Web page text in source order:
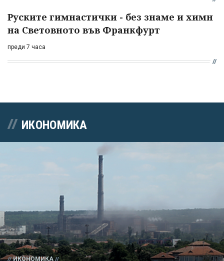
Руските гимнастички - без знаме и химн
на Световното във Франкфурт
преди 7 часа
ИКОНОМИКА
ИКОНОМИКА